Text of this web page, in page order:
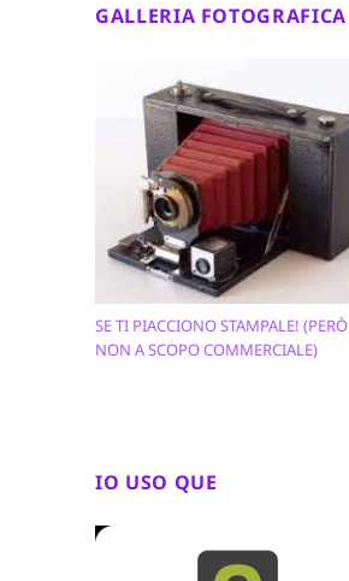
GALLERIA FOTOGRAFICA
SE TI PIACCIONO STAMPALE! (PERÒ
NON A SCOPO COMMERCIALE)
IO USO QUE